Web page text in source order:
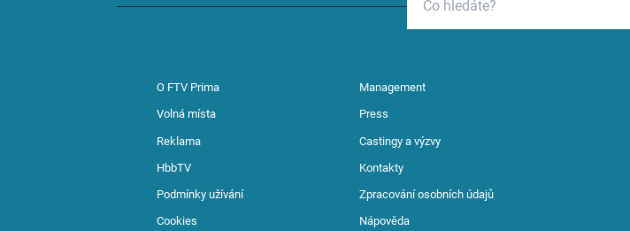
O FTV Prima Management
Volná místa Press
Reklama Castingy a výzvy
HbbTV Kontakty
Podmínky užívání Zpracování osobních údajů
Cookies Nápověda